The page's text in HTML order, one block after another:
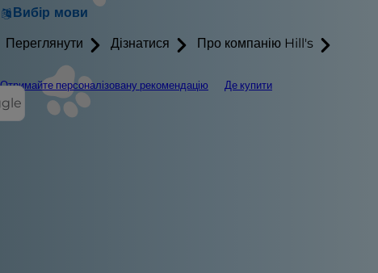
Вибір мови
Переглянути Дізнатися Про компанію Hill's
Отримайте персоналізовану рекомендацію Де купити